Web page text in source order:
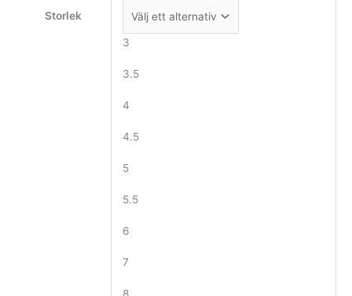
Storlek
3
3.5
4
4.5
5
5.5
6
7
8